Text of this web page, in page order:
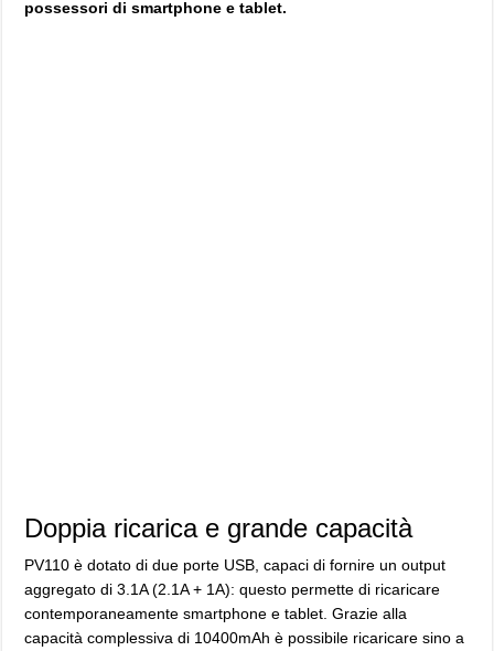
possessori di smartphone e tablet.
Doppia ricarica e grande capacità
PV110 è dotato di due porte USB, capaci di fornire un output
aggregato di 3.1A (2.1A + 1A): questo permette di ricaricare
contemporaneamente smartphone e tablet. Grazie alla
capacità complessiva di 10400mAh è possibile ricaricare sino a